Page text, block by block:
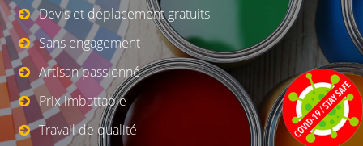
Devis et déplacement gratuits
Sans engagement
Artisan passionné
Prix imbattable
Travail de qualité